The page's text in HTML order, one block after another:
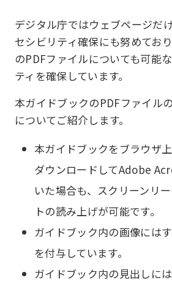
デジタル庁ではウェブページだ
セシビリティ確保にも努めてお
のPDFファイルについても可能
ティを確保しています。
本ガイドブックのPDFファイル
についてご紹介します。
本ガイドブックをブラウザ
ダウンロードしてAdobe
いた場合も、スクリーンリ
トの読み上げが可能です。
ガイドブック内の画像には
を付与しています。
ガイドブック内の見出しに